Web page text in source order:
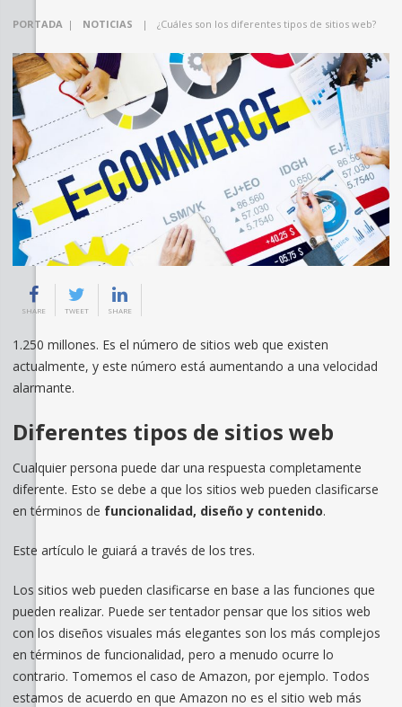
PORTADA | NOTICIAS | ¿Cuáles son los diferentes tipos de sitios web?
SHARE TWEET SHARE
1.250 millones. Es el número de sitios web que existen
actualmente, y este número está aumentando a una velocidad
alarmante.
Diferentes tipos de sitios web
Cualquier persona puede dar una respuesta completamente
diferente. Esto se debe a que los sitios web pueden clasificarse
en términos de funcionalidad, diseño y contenido.
Este artículo le guiará a través de los tres.
Los sitios web pueden clasificarse en base a las funciones que
pueden realizar. Puede ser tentador pensar que los sitios web
con los diseños visuales más elegantes son los más complejos
en términos de funcionalidad, pero a menudo ocurre lo
contrario. Tomemos el caso de Amazon, por ejemplo. Todos
estamos de acuerdo en que Amazon no es el sitio web más